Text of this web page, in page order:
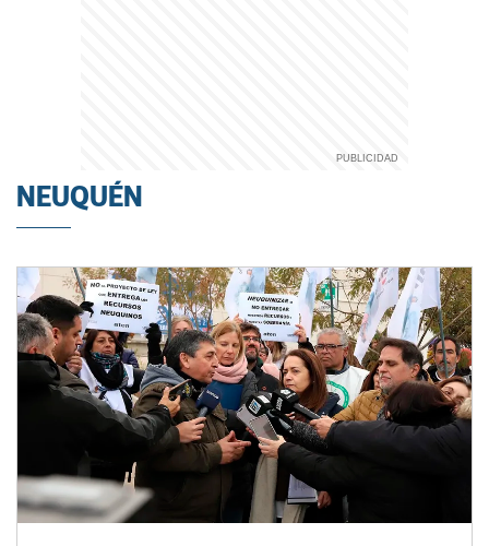
NEUQUÉN